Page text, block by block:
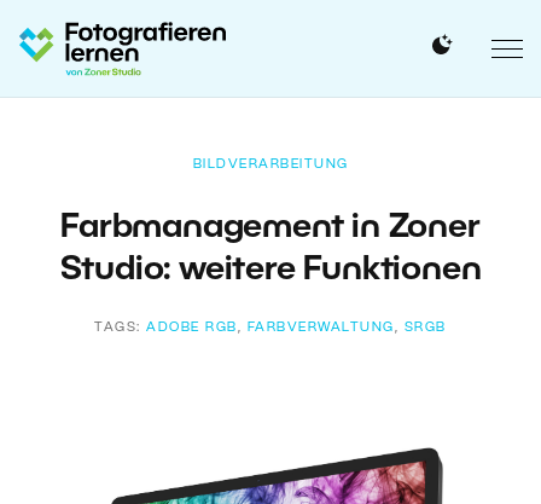
BILDVERARBEITUNG
Farbmanagement in Zoner
Studio: weitere Funktionen
TAGS:ADOBE RGB , FARBVERWALTUNG , SRGB